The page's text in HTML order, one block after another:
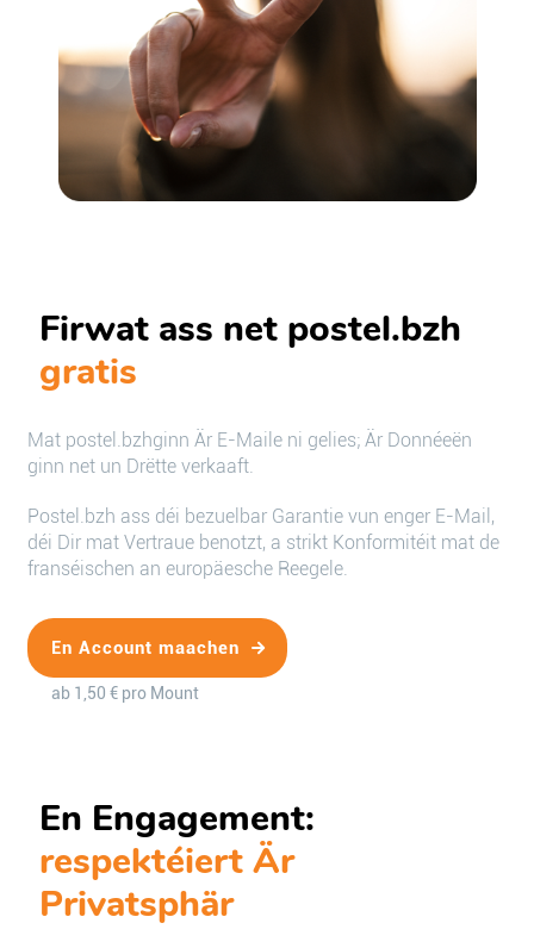
Firwat ass net postel.bzh
gratis
Mat postel.bzhginn Är E-Maile ni gelies; Är Donnéeën
ginn net un Drëtte verkaaft.
Postel.bzh ass déi bezuelbar Garantie vun enger E-Mail,
déi Dir mat Vertraue benotzt, a strikt Konformitéit mat de
franséischen an europäesche Reegele.
En Account maachen
ab 1,50 € pro Mount
En Engagement:
respektéiert Är
Privatsphär